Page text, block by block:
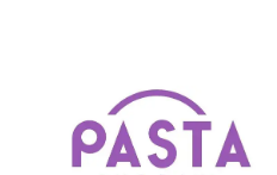
özel not eklenebilir
Boyutlar:
10 kişilik, 20 kişilik ve
daha büyük boyut seçenekleri